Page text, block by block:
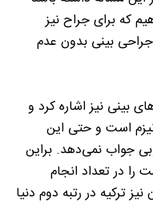
که برای جراح نیز
بینی بدون عدم
بینی نیز اشاره کرد و
است و حتی این
جواب نمی‌دهد. براین
را در تعداد انجام
ترکیه در رتبه دوم دنیا